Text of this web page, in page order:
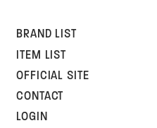
BRAND LIST
ITEM LIST
OFFICIAL SITE
CONTACT
LOGIN